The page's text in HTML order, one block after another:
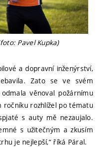
Pavel Kupka)
a dopravní inženýrství,
Zato se ve svém
věnoval požárnímu
ročníku rozhlížel po tématu
s auty mě nezaujalo.
s užitečným a zkusím
je nejlepší,“ říká Páral.